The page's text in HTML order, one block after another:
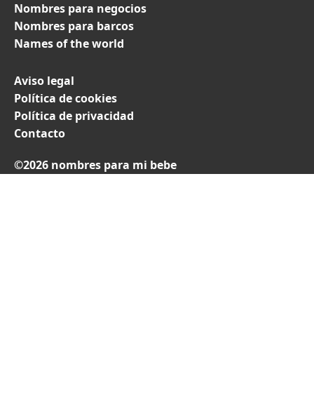
Nombres para negocios
Nombres para barcos
Names of the world
Aviso legal
Política de cookies
Política de privacidad
Contacto
©2026 nombres para mi bebe